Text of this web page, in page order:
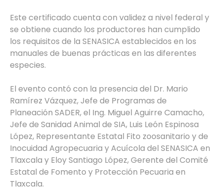
Este certificado cuenta con validez a nivel federal y
se obtiene cuando los productores han cumplido
los requisitos de la SENASICA establecidos en los
manuales de buenas prácticas en las diferentes
especies.
El evento contó con la presencia del Dr. Mario
Ramírez Vázquez, Jefe de Programas de
Planeación SADER, el Ing. Miguel Aguirre Camacho,
Jefe de Sanidad Animal de SIA, Luis León Espinosa
López, Representante Estatal Fito zoosanitario y de
Inocuidad Agropecuaria y Acuícola del SENASICA en
Tlaxcala y Eloy Santiago López, Gerente del Comité
Estatal de Fomento y Protección Pecuaria en
Tlaxcala.